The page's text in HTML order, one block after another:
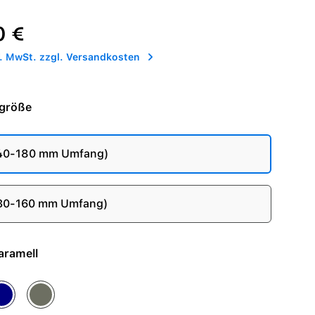
€
MwSt. zzgl. Versandkosten
180 mm Umfang)
160 mm Umfang)
- Karamell
Silbergrau